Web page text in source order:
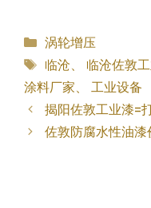
分
类
涡轮增压
标
签
临沧 临沧佐敦
涂料厂家
工业设备
揭阳佐敦工业漆=
佐敦防腐水性油漆